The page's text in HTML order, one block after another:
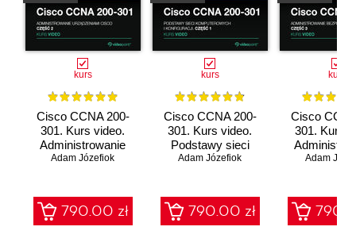
kurs
Cisco CCNA 200-
301. Kurs video.
Administrowanie
urządzeniami Cisco
Adam Józefiok
790.00 zł
kurs
Cisco CCNA 200-
301. Kurs video.
Podstawy sieci
komputerowych i
Adam Józefiok
790.00 zł
kurs
Cisco
301. Kurs
Adam